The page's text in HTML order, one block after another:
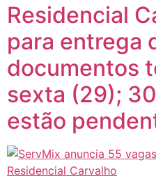
Residencial
para entrega
documentos
sexta (29);
estão